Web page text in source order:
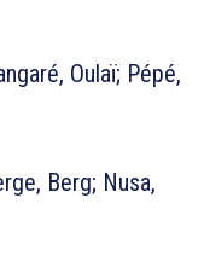
Oulaï; Pépé,
Berg; Nusa,